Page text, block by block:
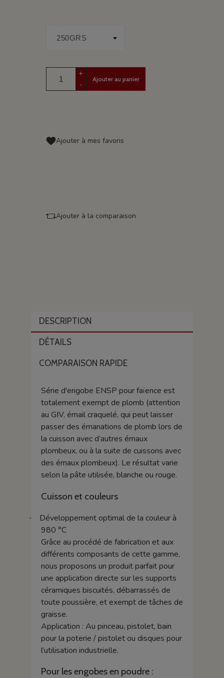
+
-
Ajouter au panier
Ajouter à mes favoris
Ajouter à la comparaison
DESCRIPTION
DÉTAILS
COMPARAISON RAPIDE
Série d'engobe ENSP pour faïence est
totalement exempt de plomb (attention
au GIV, émail craquelé, qui peut laisser
passer des émanations de plomb lors de
la cuisson avec d’autres émaux
plombeux, ou à la suite de cuissons avec
des émaux plombeux). Le résultat varie
selon la pâte utilisée, blanche ou rouge.
Cuisson et couleurs
·
Développement optimal de la couleur à
980 °C
Grâce au procédé de fabrication et aux
différents composants de cette gamme,
nous proposons un produit parfait pour
une application directe sur les supports
céramiques biscuités, débarrassés de
toute poussière, et exempt de tâches de
graisse.
Application : Au pinceau, pistolet, bain
pour la poterie / pistolet ou disques pour
l’utilisation industrielle.
Pour les engobes en poudre :